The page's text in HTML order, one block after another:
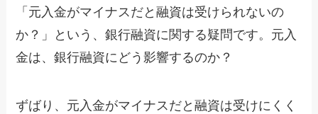
「元入金がマイナスだと融資は受けられないの
か？」という、銀行融資に関する疑問です。元入
金は、銀行融資にどう影響するのか？
ずばり、元入金がマイナスだと融資は受けにくく